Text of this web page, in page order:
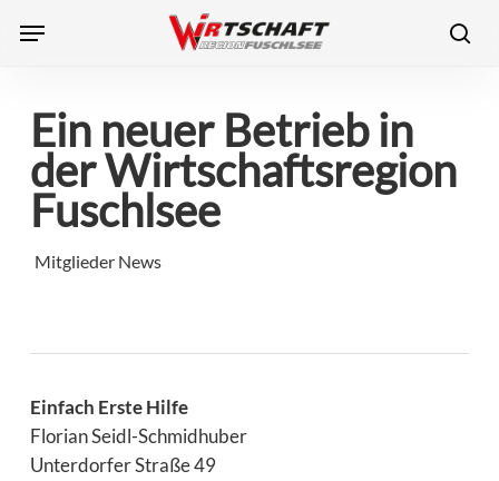
Menu
Ein neuer Betrieb in
der Wirtschaftsregion
Fuschlsee
Mitglieder News
Einfach Erste Hilfe
Florian Seidl-Schmidhuber
Unterdorfer Straße 49